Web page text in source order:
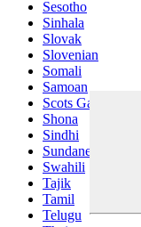
Sesotho
Sinhala
Slovak
Slovenian
Somali
Samoan
Scots Gaelic
Shona
Sindhi
Sundanese
Swahili
Tajik
Tamil
Telugu